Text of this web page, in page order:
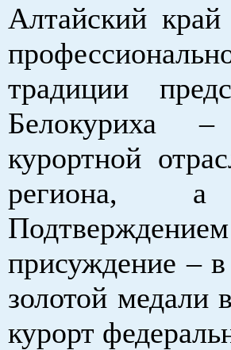
Алтайский
традиции
Белокуриха
курортной
региона,
присуждение –
золотой
курорт